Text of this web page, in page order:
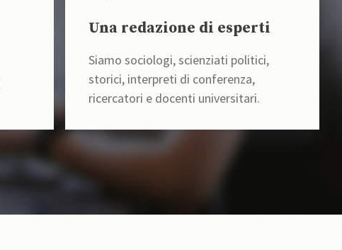
Una redazione di esperti
Siamo sociologi, scienziati politici,
storici, interpreti di conferenza,
ricercatori e docenti universitari.